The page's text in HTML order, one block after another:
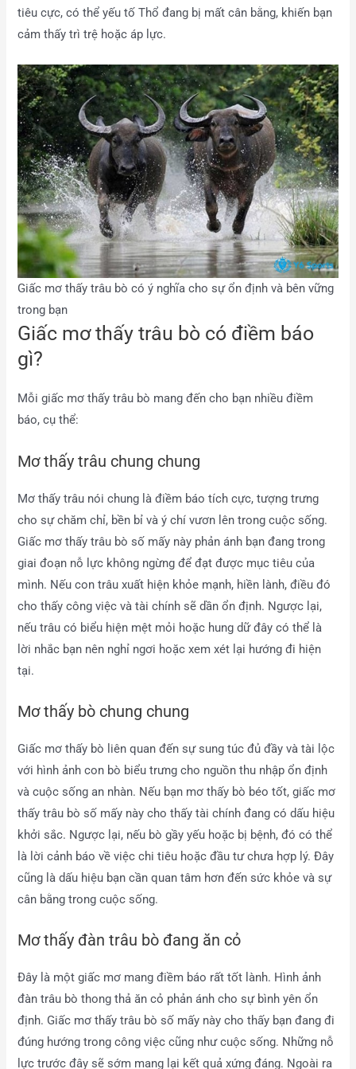
tiêu cực, có thể yếu tố Thổ đang bị mất cân bằng, khiến bạn
cảm thấy trì trệ hoặc áp lực.
Giấc mơ thấy trâu bò có ý nghĩa cho sự ổn định và bên vững
trong bạn
Giấc mơ thấy trâu bò có điềm báo
gì?
Mỗi giấc mơ thấy trâu bò mang đến cho bạn nhiều điềm
báo, cụ thể:
Mơ thấy trâu chung chung
Mơ thấy trâu nói chung là điềm báo tích cực, tượng trưng
cho sự chăm chỉ, bền bỉ và ý chí vươn lên trong cuộc sống.
Giấc mơ thấy trâu bò số mấy này phản ánh bạn đang trong
giai đoạn nỗ lực không ngừng để đạt được mục tiêu của
mình. Nếu con trâu xuất hiện khỏe mạnh, hiền lành, điều đó
cho thấy công việc và tài chính sẽ dần ổn định. Ngược lại,
nếu trâu có biểu hiện mệt mỏi hoặc hung dữ đây có thể là
lời nhắc bạn nên nghỉ ngơi hoặc xem xét lại hướng đi hiện
tại.
Mơ thấy bò chung chung
Giấc mơ thấy bò liên quan đến sự sung túc đủ đầy và tài lộc
với hình ảnh con bò biểu trưng cho nguồn thu nhập ổn định
và cuộc sống an nhàn. Nếu bạn mơ thấy bò béo tốt, giấc mơ
thấy trâu bò số mấy này cho thấy tài chính đang có dấu hiệu
khởi sắc. Ngược lại, nếu bò gầy yếu hoặc bị bệnh, đó có thể
là lời cảnh báo về việc chi tiêu hoặc đầu tư chưa hợp lý. Đây
cũng là dấu hiệu bạn cần quan tâm hơn đến sức khỏe và sự
cân bằng trong cuộc sống.
Mơ thấy đàn trâu bò đang ăn cỏ
Đây là một giấc mơ mang điềm báo rất tốt lành. Hình ảnh
đàn trâu bò thong thả ăn cỏ phản ánh cho sự bình yên ổn
định. Giấc mơ thấy trâu bò số mấy này cho thấy bạn đang đi
đúng hướng trong công việc cũng như cuộc sống. Những nỗ
lực trước đây sẽ sớm mang lại kết quả xứng đáng. Ngoài ra